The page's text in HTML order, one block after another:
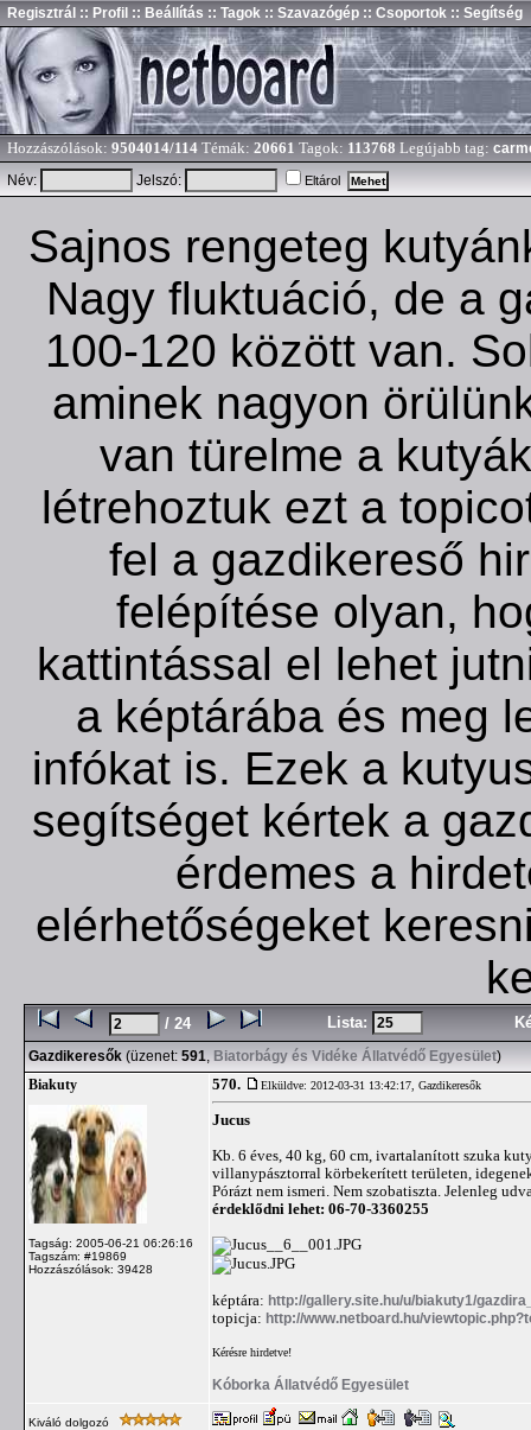
Regisztrál :: Profil :: Beállítás :: Tagok :: Szavazógép :: Csoportok :: Segítség
Hozzászólások: 9504014/114 Témák: 20661 Tagok: 113768 Legújabb tag:
Név:
Jelszó: Eltárol
Sajnos rengeteg
Nagy fluktuáció, de a
100-120 között van.
aminek nagyon
van türelme a
létrehoztuk ezt a
fel a gazdikereső
felépítése olyan,
kattintással el lehet
a képtárába és meg
infókat is. Ezek a
segítséget kértek a
érdemes a
elérhetőségeket
/ 24 Lista:
Gazdikeresők (üzenet: 591, Biatorbágy és Vidéke Állatvédő Egyesület)
Biakuty
Tagság: 2005-06-21 06:26:16
Tagszám: #19869
Hozzászólások: 39428
570. Elküldve: 2012-03-31 13:42:17, Gazdikeresők
Jucus
Kb. 6 éves, 40 kg, 60 cm, ivartalanított szuka
villanypásztorral körbekerített területen,
Pórázt nem ismeri. Nem szobatiszta. Jelenleg
érdeklődni lehet: 06-70-3360255
képtára: http://gallery.site.hu/u/biakuty1/
topicja: http://www.netboard.hu/
Kérésre hirdetve!
Kóborka Állatvédő Egyesület
Kiváló dolgozó